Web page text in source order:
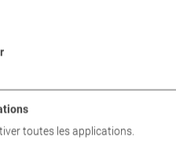
automatique différée
un endommagement des
et redémarrage
lorsque le banc d'essai est à
toutes les applications.